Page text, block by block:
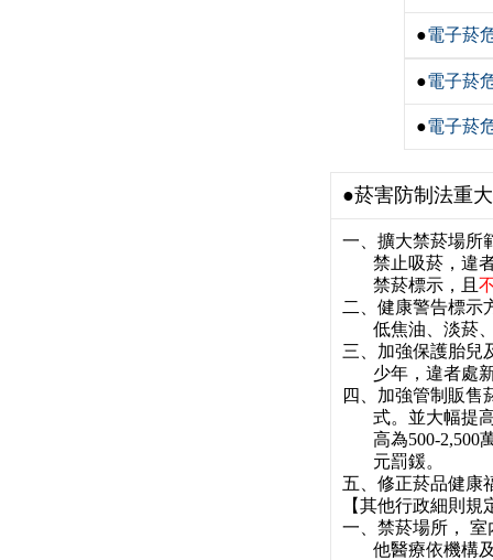
●電子菸
●電子菸
●電子菸
●菸害防制法重
一、擴大禁菸場所
禁止吸菸，違
禁菸標示，且
二、健康警告標示
低焦油、淡菸、
三、加強保護胎兒
少年，違者處新
四、加強管制販售
式。並大幅提高
高為500-2,500萬
元罰鍰。
五、修正菸品健康
【其他行政細則規
一、禁菸場所，
他醫療依機構及